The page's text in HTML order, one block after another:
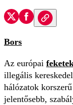
Bors
Az európai
illegális
hálózatok
jelentősebb,